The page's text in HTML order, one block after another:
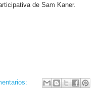
de Sam Kaner.